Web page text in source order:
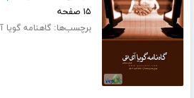
۱۵ صفحه
برچسب‌ها:گاهنامه گویا